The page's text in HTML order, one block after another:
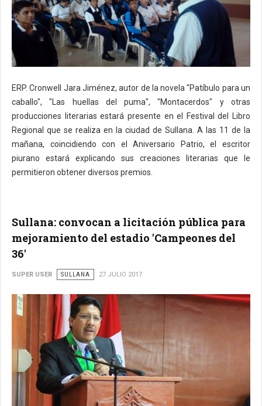
ERP. Cronwell Jara Jiménez, autor de la novela "Patíbulo para un
caballo", "Las huellas del puma", "Montacerdos" y otras
producciones literarias estará presente en el Festival del Libro
Regional que se realiza en la ciudad de Sullana. A las 11 de la
mañana, coincidiendo con el Aniversario Patrio, el escritor
piurano estará explicando sus creaciones literarias que le
permitieron obtener diversos premios.
Sullana: convocan a licitación pública para
mejoramiento del estadio 'Campeones del
36'
SUPER USER SULLANA 27 JULIO 2017